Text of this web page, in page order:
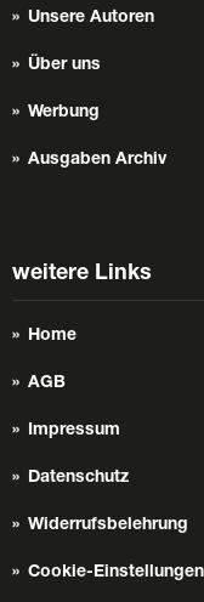
Unsere Autoren
Über uns
Werbung
Ausgaben Archiv
weitere Links
Home
AGB
Impressum
Datenschutz
Widerrufsbelehrung
Cookie-Einstellungen